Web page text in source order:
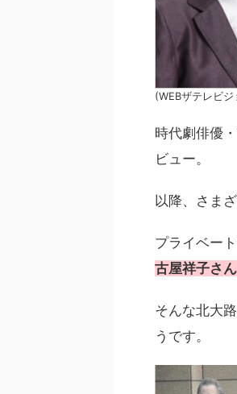
(WEBザテレビジ
時代劇俳優
ビュー。
以降、さま
プライベート
古屋祥子さ
そんな北大
うです。